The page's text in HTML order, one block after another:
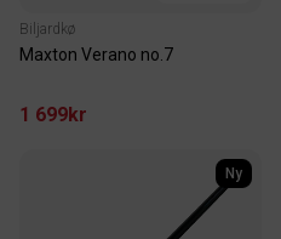
Biljardkø
Maxton Verano no.7
1 699kr
Ny